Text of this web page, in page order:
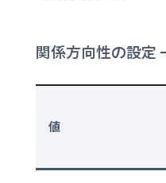
関係方向性の設
値